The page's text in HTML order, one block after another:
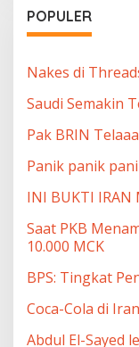
POPULER
Nakes di
Saudi Semakin
Pak BRIN
Panik panik
INI BUKTI IRAN
Saat PKB
10.000 MCK
BPS: Tingkat
Coca-Cola di Iran
Abdul El-Sayed